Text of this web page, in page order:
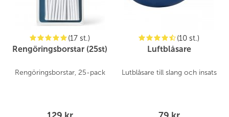
(17 st.)
Rengöringsborstar (25st)
Rengöringsborstar, 25-pack
(10 st.)
Luftblåsare
Lutblåsare till slang och insats